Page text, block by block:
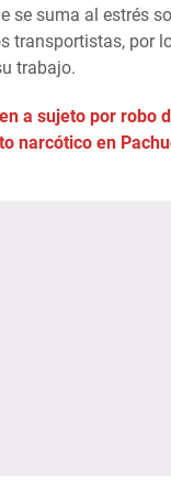
se suma al estrés
transportistas, por
trabajo.
a sujeto por robo
narcótico en